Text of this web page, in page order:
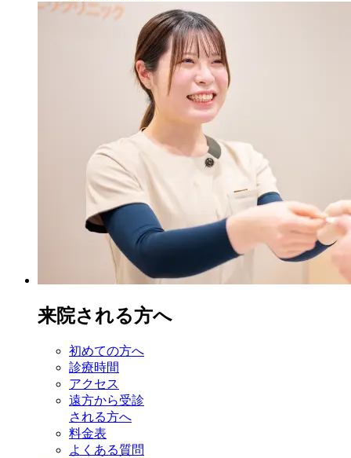
来院される方へ
初めての方へ
診療時間
アクセス
遠方から受診
される方へ
料金表
よくある質問